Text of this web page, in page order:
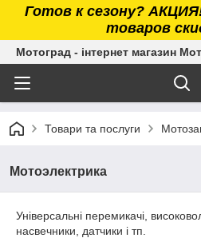
Готов к сезону?
товаров
Мотоград - інтернет магазин
Товари та послуги
Мотоэлектрика
Універсальні перемикачі,
насвечники, датчики і тп.